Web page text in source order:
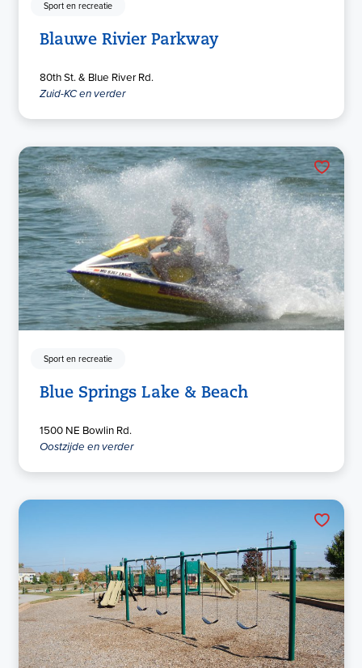
Sport en recreatie
Blauwe Rivier Parkway
80th St. & Blue River Rd.
Zuid-KC en verder
Sport en recreatie
Blue Springs Lake & Beach
1500 NE Bowlin Rd.
Oostzijde en verder